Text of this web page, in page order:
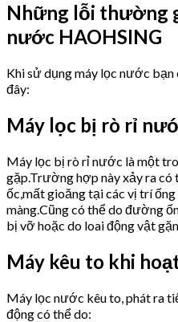
Những lỗi thường
nước HAOHSING
Khi sử dụng máy lọc nước bạn
đây:
Máy lọc bị rò rỉ
Máy lọc bị rò rỉ nước là một
gặp.Trường hợp này xảy ra có
ốc,mất gioăng tại các vị trí
màng.Cũng có thể do đường
bị vỡ hoặc do loai động vật
Máy kêu to khi
Máy lọc nước kêu to, phát ra
động có thể do: